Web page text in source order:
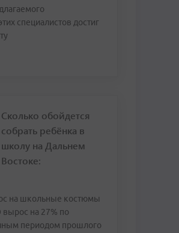
специалистов достиг
Сколько обойдется
собрать ребёнка в
школу на Дальнем
Востоке:
на школьные костюмы
на 27% по
периодом прошлого